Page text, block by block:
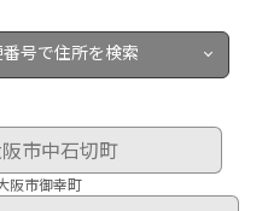
号で住所を検索
阪市御幸町